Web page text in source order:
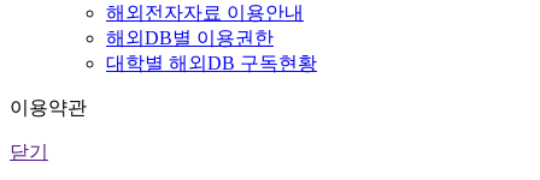
해외전자자료 이용안내
해외DB별 이용권한
대학별 해외DB 구독현황
이용약관
닫기